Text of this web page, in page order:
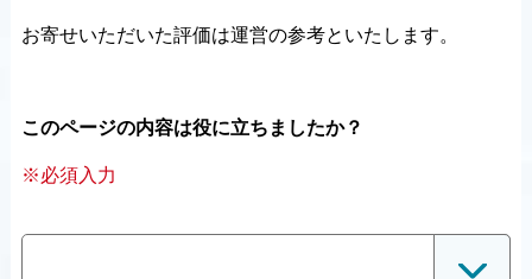
お寄せいただいた評価は運営の参考といたします。
このページの内容は役に立ちましたか？
※必須入力